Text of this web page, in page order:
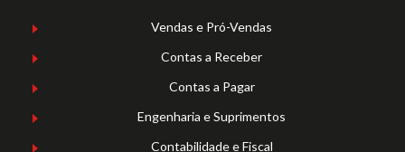
Vendas e Pró-Vendas
Contas a Receber
Contas a Pagar
Engenharia e Suprimentos
Contabilidade e Fiscal